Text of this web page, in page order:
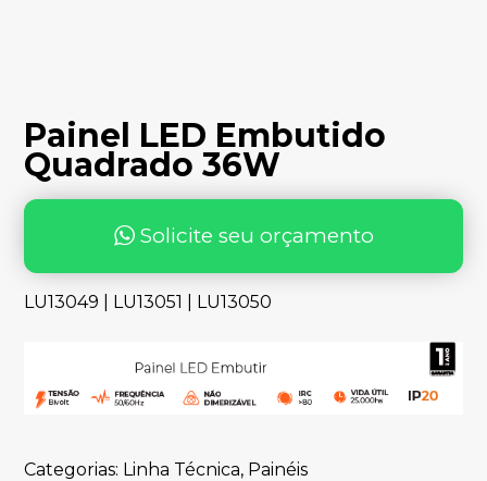
Painel LED Embutido
Quadrado 36W
Solicite seu orçamento
LU13049 | LU13051 | LU13050
Categorias: Linha Técnica, Painéis